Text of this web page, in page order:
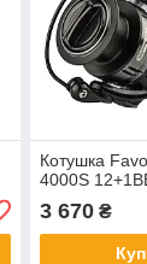
Котушка
4000S
3 670₴